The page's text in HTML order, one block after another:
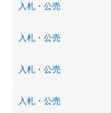
入札・公売
入札・公売
入札・公売
入札・公売